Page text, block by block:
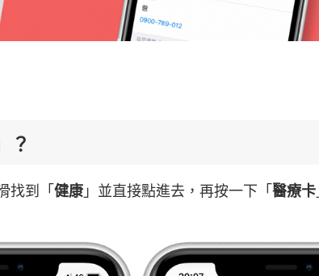
？
找到「 健康 」並直接點進去，再按一下「 醫療卡